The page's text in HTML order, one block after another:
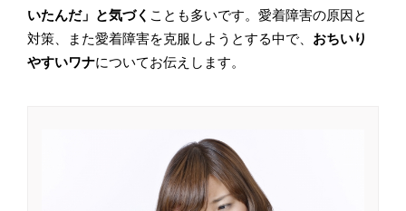
いたんだ」と気づく ことも多いです。愛着障害の原因と
対策、また愛着障害を克服しようとする中で、 おちいり
やすいワナについてお伝えします。